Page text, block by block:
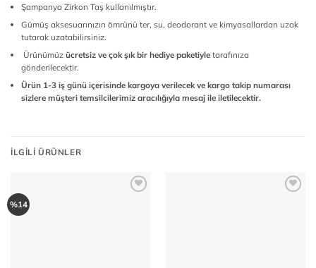
Şampanya Zirkon Taş kullanılmıştır.
Gümüş aksesuarınızın ömrünü ter, su, deodorant ve kimyasallardan uzak
tutarak uzatabilirsiniz.
Ürünümüz ücretsiz ve çok şık bir hediye paketiyle tarafınıza
gönderilecektir.
Ürün 1-3 iş günü içerisinde kargoya verilecek ve kargo takip numarası
sizlere müşteri temsilcilerimiz aracılığıyla mesaj ile iletilecektir.
İLGILI ÜRÜNLER
%14